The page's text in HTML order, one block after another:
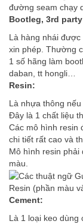
đường seam chạy
Bootleg, 3rd
Là hàng nhái được
xin phép. Thường
1 số hãng làm
daban, tt hongli…
Resin:
Là nhựa thông nếu
Đây là 1 chất liệu
Các mô hình resin
chi tiết rất cao và
Mô hình resin phải
màu.
Resin (phần màu
Cement:
Là 1 loại keo dùng